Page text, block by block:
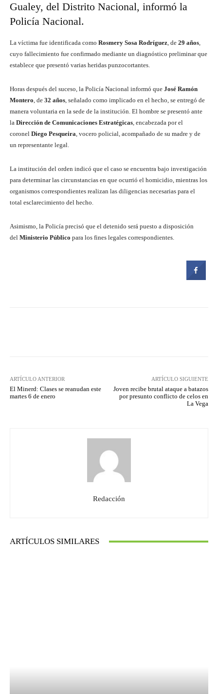
Gualey, del Distrito Nacional, informó la
Policía Nacional.
La víctima fue identificada como Rosmery Sosa Rodríguez, de 29 años,
cuyo fallecimiento fue confirmado mediante un diagnóstico preliminar que
establece que presentó varias heridas punzocortantes.
Horas después del suceso, la Policía Nacional informó que José Ramón
Montero, de 32 años, señalado como implicado en el hecho, se entregó de
manera voluntaria en la sede de la institución. El hombre se presentó ante
la Dirección de Comunicaciones Estratégicas, encabezada por el
coronel Diego Pesqueira, vocero policial, acompañado de su madre y de
un representante legal.
La institución del orden indicó que el caso se encuentra bajo investigación
para determinar las circunstancias en que ocurrió el homicidio, mientras los
organismos correspondientes realizan las diligencias necesarias para el
total esclarecimiento del hecho.
Asimismo, la Policía precisó que el detenido será puesto a disposición
del Ministerio Público para los fines legales correspondientes.
ARTÍCULO ANTERIOR
El Minerd: Clases se reanudan este
martes 6 de enero
ARTÍCULO SIGUIENTE
Joven recibe brutal ataque a batazos
por presunto conflicto de celos en
La Vega
Redacción
ARTÍCULOS SIMILARES